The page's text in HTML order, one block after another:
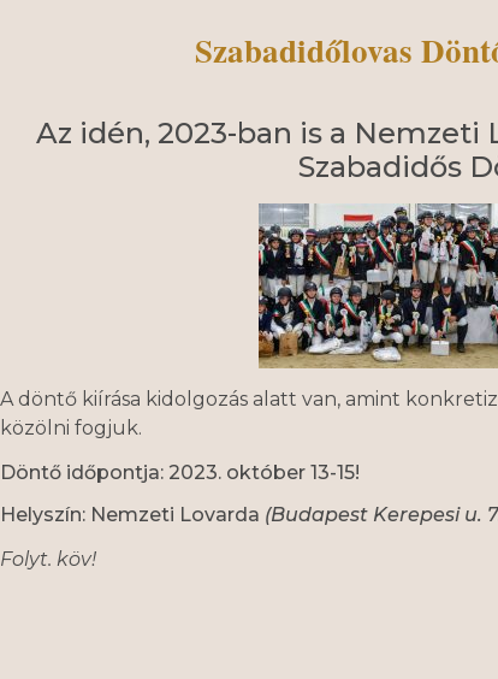
Szabadidőlovas
Az idén, 2023-ban is a Nemzeti
Szabadidős
A döntő kiírása kidolgozás alatt van, amint
közölni fogjuk.
Döntő időpontja: 2023. október 13-15!
Helyszín: Nemzeti Lovarda (Budapest Kerepesi u.
Folyt. köv!